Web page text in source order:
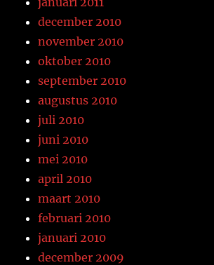
december 2010
november 2010
oktober 2010
september 2010
augustus 2010
juli 2010
juni 2010
mei 2010
april 2010
maart 2010
februari 2010
januari 2010
december 2009